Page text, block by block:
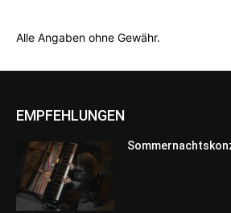
Alle Angaben ohne Gewähr.
EMPFEHLUNGEN